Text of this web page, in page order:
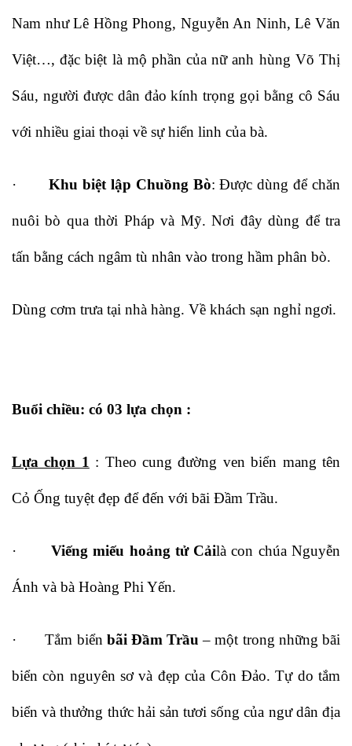
Nam như Lê Hồng Phong, Nguyễn An Ninh, Lê Văn
Việt…, đặc biệt là mộ phần của nữ anh hùng Võ Thị
Sáu, người được dân đảo kính trọng gọi bằng cô Sáu
với nhiều giai thoại về sự hiển linh của bà.
·Khu biệt lập Chuồng Bò: Được dùng để chăn
nuôi bò qua thời Pháp và Mỹ. Nơi đây dùng để tra
tấn bằng cách ngâm tù nhân vào trong hầm phân bò.
Dùng cơm trưa tại nhà hàng. Về khách sạn nghỉ ngơi.
Buổi chiều: có 03 lựa chọn :
Lựa chọn 1 : Theo cung đường ven biển mang tên
Cỏ Ống tuyệt đẹp để đến với bãi Đầm Trầu.
· Viếng miếu hoảng tử Cảilà con chúa Nguyễn
Ánh và bà Hoàng Phi Yến.
· Tắm biển bãi Đầm Trầu – một trong những bãi
biển còn nguyên sơ và đẹp của Côn Đảo. Tự do tắm
biển và thưởng thức hải sản tươi sống của ngư dân địa